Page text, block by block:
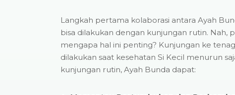
Langkah pertama kolaborasi antara Ayah
bisa dilakukan dengan kunjungan rutin. Nah,
mengapa hal ini penting? Kunjungan ke
dilakukan saat kesehatan Si Kecil menurun
kunjungan rutin, Ayah Bunda dapat: